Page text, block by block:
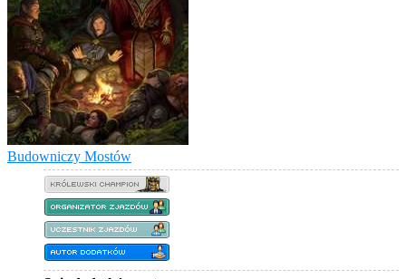
Budowniczy Mostów